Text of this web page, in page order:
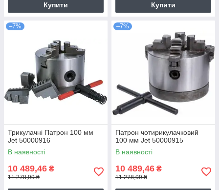
Купити Купити
–7%
Трикулачні Патрон 100 мм
Jet 50000916
В наявності
10 489,46 ₴
11 278,99 ₴
–7%
Патрон чотирикулачковий
100 мм Jet 50000915
В наявності
10 489,46 ₴
11 278,99 ₴